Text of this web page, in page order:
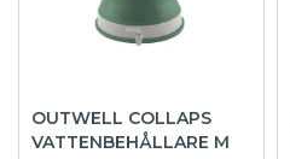
OUTWELL COLLAPS
VATTENBEHÅLLARE M